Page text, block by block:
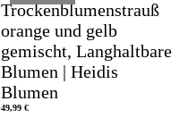
Trockenblumenstrauß
orange und gelb
gemischt, Langhaltbare
Blumen | Heidis
Blumen
49,99 €